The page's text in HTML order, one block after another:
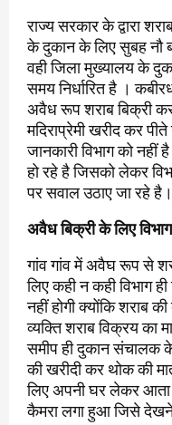
राज्य सरकार के द्वारा
के दुकान के लिए सुबह नौ
वही जिला मुख्यालय के
समय निर्धारित है ।
अवैध रूप शराब बिक्री
मदिराप्रेमी खरीद कर
जानकारी विभाग को
हो रहे है जिसको लेकर
पर सवाल उठाए जा रहे है।
अवैध बिक्री के लिए
गांव गांव में अवैघ रूप से
लिए कही न कही विभाग
नहीं होगी क्योंकि शराब
व्यक्ति शराब विक्रय का
समीप ही दुकान संचालक के
की खरीदी कर थोक की
लिए अपनी घर लेकर आता
कैमरा लगा हुआ जिसे